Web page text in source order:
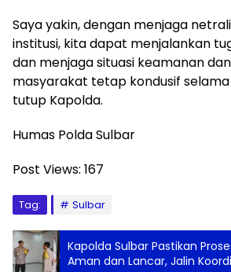
Saya yakin, dengan menjaga
institusi, kita dapat menjalankan
dan menjaga situasi keamanan
masyarakat tetap kondusif selama
tutup Kapolda.
Humas Polda Sulbar
Post Views: 167
Tag: Sulbar
Kapolda Sulbar Pastikan
Aman dan Lancar, Jalin